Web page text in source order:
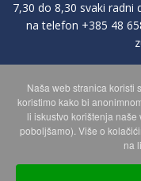
7,30 do 8,30 svaki
na telefon +385 48
POLITIKA ZAŠTITE
Naša web stranica koristi
koristimo kako bi
li iskustvo korištenja
poboljšamo). Više o
na